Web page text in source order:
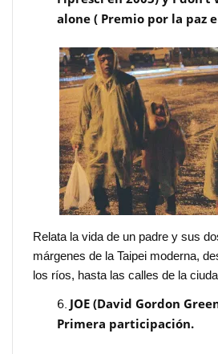
alone ( Premio por la paz
Relata la vida de un padre y sus
márgenes de la Taipei moderna,
los ríos, hasta las calles de la
JOE (David Gordon
Primera participación.